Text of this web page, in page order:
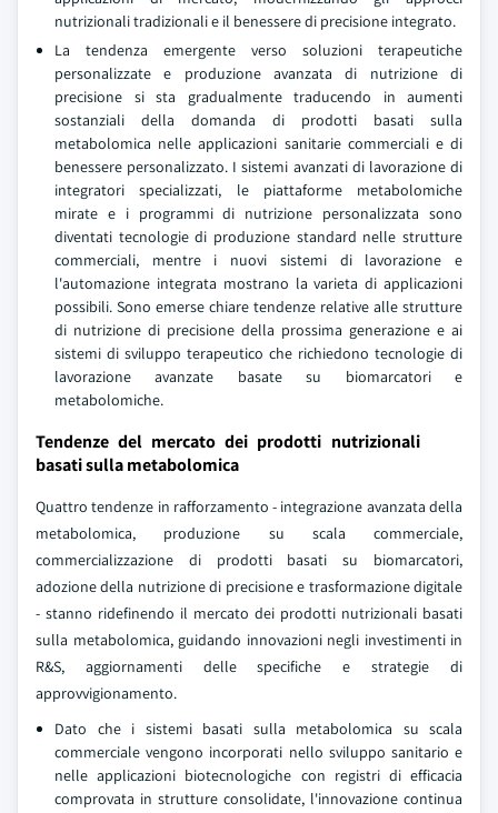
nutrizionali tradizionali e il benessere di precisione integrato.
La tendenza emergente verso soluzioni terapeutiche
personalizzate e produzione avanzata di nutrizione di
precisione si sta gradualmente traducendo in aumenti
sostanziali della domanda di prodotti basati sulla
metabolomica nelle applicazioni sanitarie commerciali e di
benessere personalizzato. I sistemi avanzati di lavorazione di
integratori specializzati, le piattaforme metabolomiche
mirate e i programmi di nutrizione personalizzata sono
diventati tecnologie di produzione standard nelle strutture
commerciali, mentre i nuovi sistemi di lavorazione e
l'automazione integrata mostrano la varieta di applicazioni
possibili. Sono emerse chiare tendenze relative alle strutture
di nutrizione di precisione della prossima generazione e ai
sistemi di sviluppo terapeutico che richiedono tecnologie di
lavorazione avanzate basate su biomarcatori e
metabolomiche.
Tendenze del mercato dei prodotti nutrizionali
basati sulla metabolomica
Quattro tendenze in rafforzamento - integrazione avanzata della
metabolomica, produzione su scala commerciale,
commercializzazione di prodotti basati su biomarcatori,
adozione della nutrizione di precisione e trasformazione digitale
- stanno ridefinendo il mercato dei prodotti nutrizionali basati
sulla metabolomica, guidando innovazioni negli investimenti in
R&S, aggiornamenti delle specifiche e strategie di
approvvigionamento.
Dato che i sistemi basati sulla metabolomica su scala
commerciale vengono incorporati nello sviluppo sanitario e
nelle applicazioni biotecnologiche con registri di efficacia
comprovata in strutture consolidate, l'innovazione continua